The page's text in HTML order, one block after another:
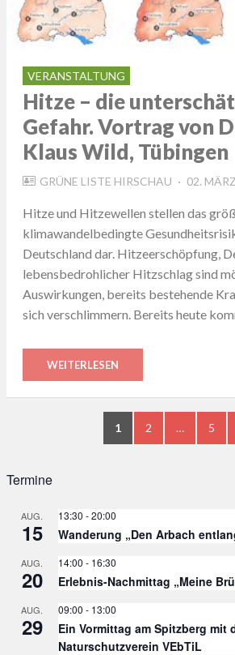
VERANSTALTUNG
Hitze – die
Gefahr. Vortrag von
Klaus Wild, Tübingen
GRÜNE LISTE HIRSCHAU
POSTED
02.
Hitze und Hitzewellen stellen das
klimawandelbedingte
Deutschland dar. Hitzeerschöpfung,
lebensbedrohlicher Hitzschlag sind
Auswirkungen, bereits bestehende
sich verschlimmern. Bereits heute
WEITERLESEN
Seitennummerierung
Beiträge
PAGE
1 PAGE
2 … PAGE
5
Termine
AUG.
15
13:30 -20:00
Wanderung „Den Arbach
AUG.
20
14:00 - 16:30
Erlebnis-Nachmittag „Meine
AUG.
29
09:00 - 13:00
Ein Vormittag am Spitzberg mit
Naturschutzverein VEbTiL